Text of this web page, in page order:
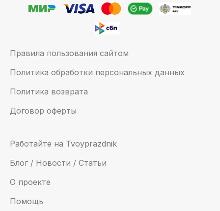
Правила пользования сайтом
Политика обработки персональных данных
Политика возврата
Договор оферты
Работайте на Tvoyprazdnik
Блог / Новости / Статьи
О проекте
Помощь